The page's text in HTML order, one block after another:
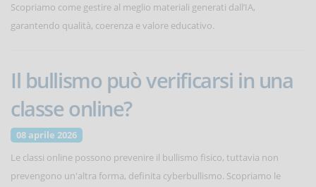
Scopriamo come gestire al meglio materiali generati dall’IA,
garantendo qualità, coerenza e valore educativo.
Il bullismo può verificarsi in una
classe online?
08 aprile 2026
Le classi online possono prevenire il bullismo fisico, tuttavia non
prevengono un'altra forma, definita cyberbullismo. Scopriamo le